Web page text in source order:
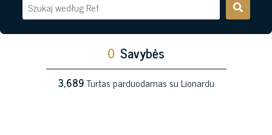
0 Savybės
3,689Turtas parduodamas su Lionardu